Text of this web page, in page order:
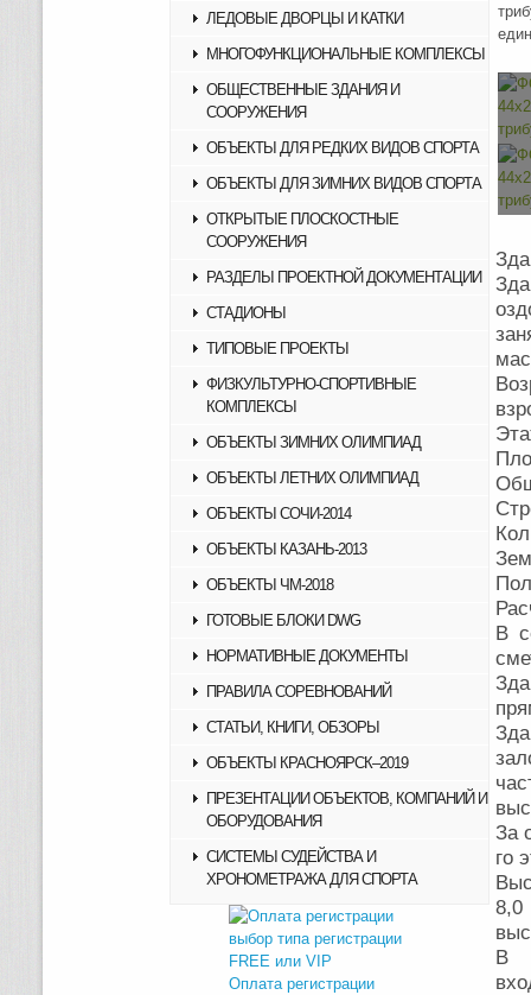
ЛЕДОВЫЕ ДВОРЦЫ И КАТКИ
МНОГОФУНКЦИОНАЛЬНЫЕ КОМПЛЕКСЫ
ОБЩЕСТВЕННЫЕ ЗДАНИЯ И
СООРУЖЕНИЯ
ОБЪЕКТЫ ДЛЯ РЕДКИХ ВИДОВ СПОРТА
ОБЪЕКТЫ ДЛЯ ЗИМНИХ ВИДОВ СПОРТА
ОТКРЫТЫЕ ПЛОСКОСТНЫЕ
СООРУЖЕНИЯ
РАЗДЕЛЫ ПРОЕКТНОЙ ДОКУМЕНТАЦИИ
СТАДИОНЫ
ТИПОВЫЕ ПРОЕКТЫ
ФИЗКУЛЬТУРНО-СПОРТИВНЫЕ
КОМПЛЕКСЫ
ОБЪЕКТЫ ЗИМНИХ ОЛИМПИАД
ОБЪЕКТЫ ЛЕТНИХ ОЛИМПИАД
ОБЪЕКТЫ СОЧИ-2014
ОБЪЕКТЫ КАЗАНЬ-2013
ОБЪЕКТЫ ЧМ-2018
ГОТОВЫЕ БЛОКИ DWG
НОРМАТИВНЫЕ ДОКУМЕНТЫ
ПРАВИЛА СОРЕВНОВАНИЙ
СТАТЬИ, КНИГИ, ОБЗОРЫ
ОБЪЕКТЫ КРАСНОЯРСК–2019
ПРЕЗЕНТАЦИИ ОБЪЕКТОВ, КОМПАНИЙ И
ОБОРУДОВАНИЯ
СИСТЕМЫ СУДЕЙСТВА И
ХРОНОМЕТРАЖА ДЛЯ СПОРТА
Оплата регистрации
В
За
го
В